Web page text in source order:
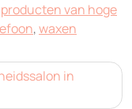
producten van hoge
,waxen
in